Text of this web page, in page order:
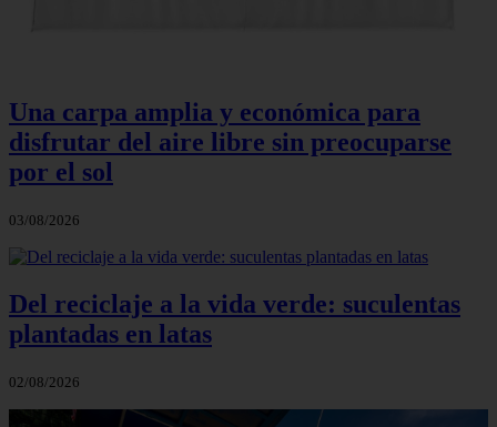
Una carpa amplia y económica para
disfrutar del aire libre sin preocuparse
por el sol
03/08/2026
Del reciclaje a la vida verde: suculentas
plantadas en latas
02/08/2026